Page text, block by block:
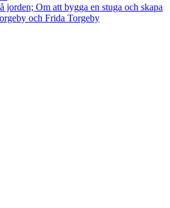
jorden; Om att bygga en stuga och skapa
och Frida Torgeby